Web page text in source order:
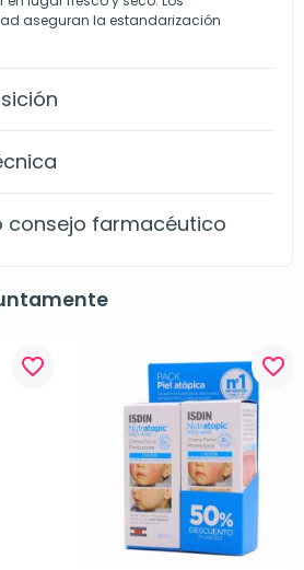
aseguran la estandarización
consejo farmacéutico
favorite_border favorite_border